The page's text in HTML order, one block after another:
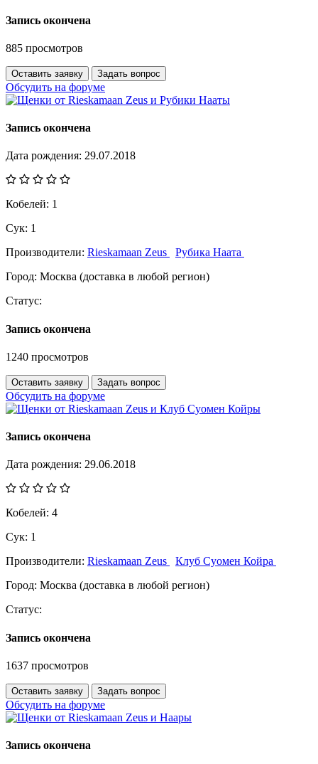
Запись окончена
885 просмотров
Оставить заявку Задать вопрос
Обсудить на форуме
Запись окончена
Дата рождения: 29.07.2018
Кобелей: 1
Сук: 1
Производители: Rieskamaan Zeus
Рубика Наата
Город: Москва (доставка в любой регион)
Статус:
Запись окончена
1240 просмотров
Оставить заявку Задать вопрос
Обсудить на форуме
Запись окончена
Дата рождения: 29.06.2018
Кобелей: 4
Сук: 1
Производители: Rieskamaan Zeus
Клуб Суомен Койра
Город: Москва (доставка в любой регион)
Статус:
Запись окончена
1637 просмотров
Оставить заявку Задать вопрос
Обсудить на форуме
Запись окончена